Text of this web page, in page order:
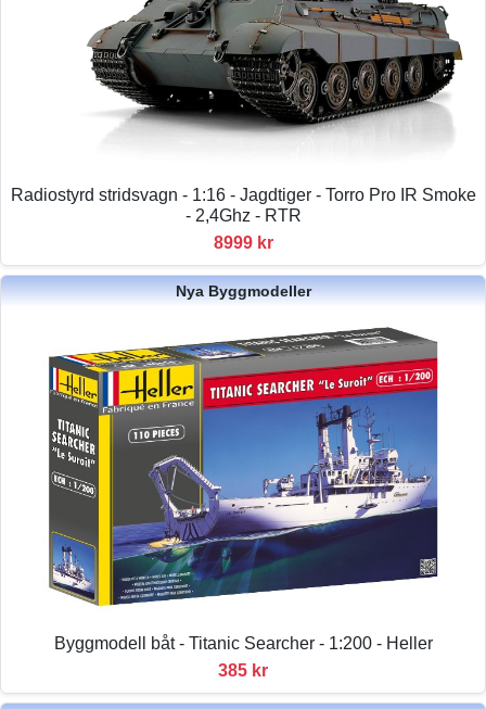
Radiostyrd stridsvagn - 1:16 - Jagdtiger - Torro Pro IR Smoke
- 2,4Ghz - RTR
8999 kr
Nya Byggmodeller
Byggmodell båt - Titanic Searcher - 1:200 - Heller
385 kr